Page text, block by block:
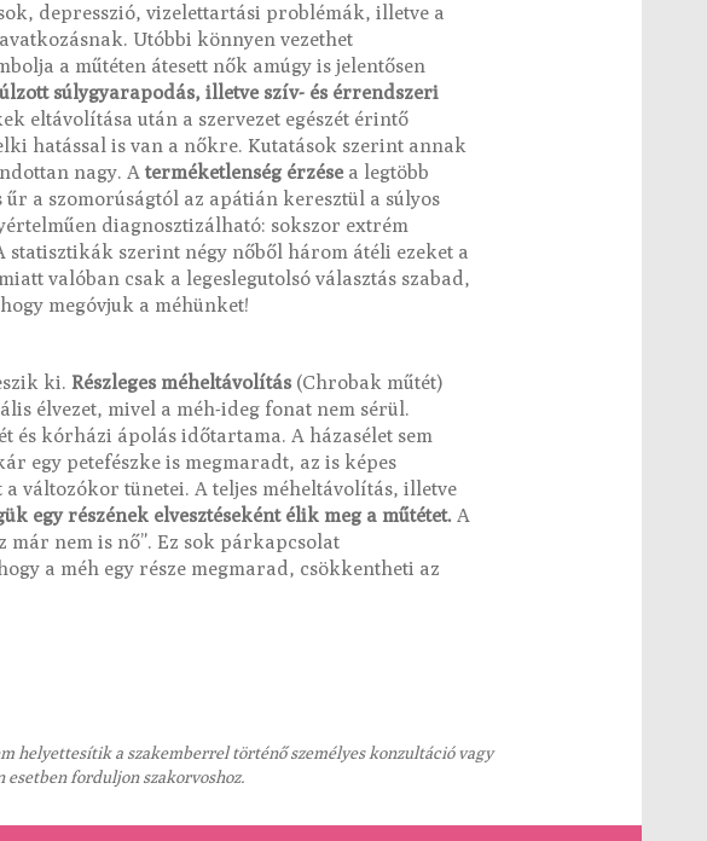
depresszió, vizelettartási problémák, illetve a
Utóbbi könnyen vezethet
a műtéten átesett nők amúgy is jelentősen
súlygyarapodás, illetve szív- és érrendszeri
eltávolítása után a szervezet egészét érintő
hatással is van a nőkre. Kutatások szerint annak
nagy. A terméketlenség érzése a legtöbb
űr a szomorúságtól az apátián keresztül a súlyos
diagnosztizálható: sokszor extrém
szerint négy nőből három átéli ezeket a
valóban csak a legeslegutolsó választás szabad,
megóvjuk a méhünket!
ki. Részleges méheltávolítás (Chrobak műtét)
élvezet, mivel a méh-ideg fonat nem sérül.
és kórházi ápolás időtartama. A házasélet sem
egy petefészke is megmaradt, az is képes
változókor tünetei. A teljes méheltávolítás, illetve
egy részének elvesztéseként élik meg a műtétet. A
nem is nő”. Ez sok párkapcsolat
a méh egy része megmarad, csökkentheti az
helyettesítik a szakemberrel történő személyes konzultáció vagy
esetben forduljon szakorvoshoz.